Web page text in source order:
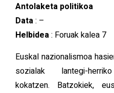
Antolaketa politikoa
Data: –
Helbidea: Foruak kalea 7
Euskal nazionalismoa
sozialak lantegi-
kokatzen. Batzokiek,